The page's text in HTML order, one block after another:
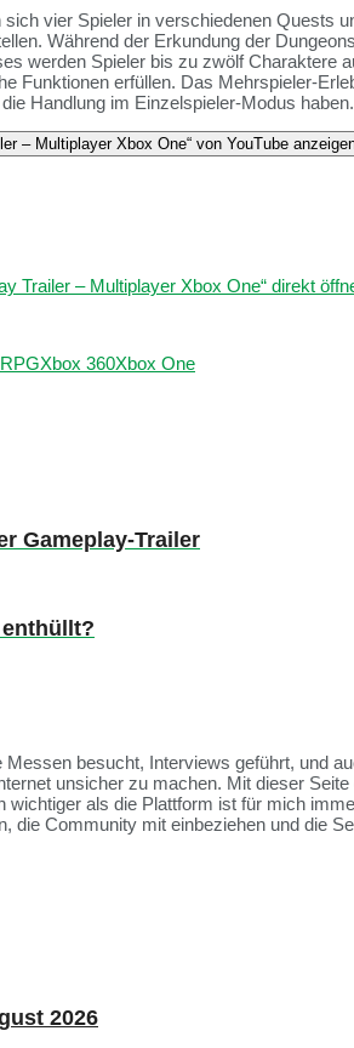
sich vier Spieler in verschiedenen Quests
Während der Erkundung der
werden Spieler bis zu zwölf
Funktionen erfüllen. Das Mehrspieler-
Handlung im Einzelspieler-Modus haben.
– Multiplayer Xbox One“ von YouTube
Trailer – Multiplayer Xbox One“ direkt
RPGXbox 360Xbox One
Gameplay-Trailer
besucht, Interviews geführt, und
unsicher zu machen. Mit dieser
als die Plattform ist für mich
die Community mit einbeziehen und die
2026